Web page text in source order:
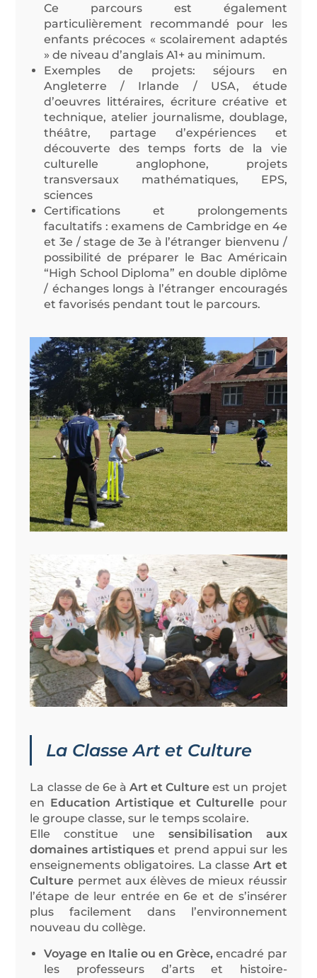
Ce parcours est également
particulièrement recommandé pour les
enfants précoces « scolairement adaptés
» de niveau d’anglais A1+ au minimum.
Exemples de projets: séjours en
Angleterre / Irlande / USA, étude
d’oeuvres littéraires, écriture créative et
technique, atelier journalisme, doublage,
théâtre, partage d’expériences et
découverte des temps forts de la vie
culturelle anglophone, projets
transversaux mathématiques, EPS,
sciences
Certifications et prolongements
facultatifs : examens de Cambridge en 4e
et 3e / stage de 3e à l’étranger bienvenu /
possibilité de préparer le Bac Américain
“High School Diploma” en double diplôme
/ échanges longs à l’étranger encouragés
et favorisés pendant tout le parcours.
La Classe Art et Culture
La classe de 6e à Art et Cultureest un projet
en Education Artistique et Culturelle pour
le groupe classe, sur le temps scolaire.
Elle constitue une sensibilisation aux
domaines artistiques et prend appui sur les
enseignements obligatoires. La classe Art et
Culture permet aux élèves de mieux réussir
l’étape de leur entrée en 6e et de s’insérer
plus facilement dans l’environnement
nouveau du collège.
Voyage en Italie ou en Grèce, encadré par
les professeurs d’arts et histoire-